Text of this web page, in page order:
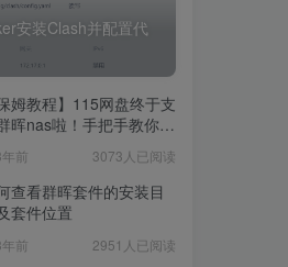
安装Clash并配置代
保姆教程】115网盘终于支
晖nas啦！手把手教你群
前 3073人已阅读
查看群晖套件的安装目
套件位置
前 2951人已阅读